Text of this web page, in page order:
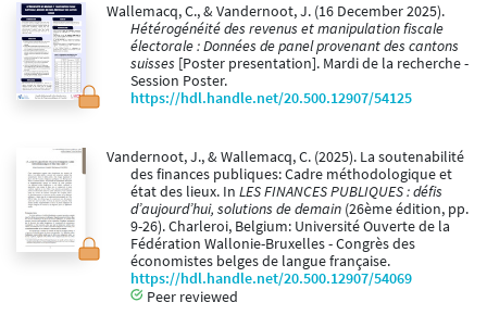
Wallemacq, C., & Vandernoot, J. (16 December 2025).
Hétérogénéité des revenus et manipulation fiscale
électorale : Données de panel provenant des cantons
suisses [Poster presentation]. Mardi de la recherche -
Session Poster.
https://hdl.handle.net/20.500.12907/54125
Vandernoot, J., & Wallemacq, C. (2025). La soutenabilité
des finances publiques: Cadre méthodologique et
état des lieux. In LES FINANCES PUBLIQUES : défis
d’aujourd’hui, solutions de demain (26ème édition, pp.
9-26). Charleroi, Belgium: Université Ouverte de la
Fédération Wallonie-Bruxelles - Congrès des
économistes belges de langue française.
https://hdl.handle.net/20.500.12907/54069
Peer reviewed